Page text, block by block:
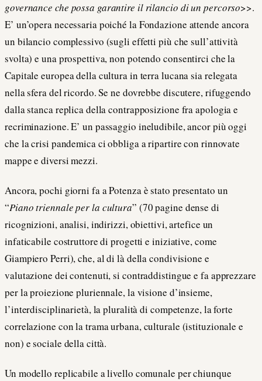
governance che possa garantire il rilancio di un percorso>>.
E’ un’opera necessaria poiché la Fondazione attende ancora
un bilancio complessivo (sugli effetti più che sull’attività
svolta) e una prospettiva, non potendo consentirci che la
Capitale europea della cultura in terra lucana sia relegata
nella sfera del ricordo. Se ne dovrebbe discutere, rifuggendo
dalla stanca replica della contrapposizione fra apologia e
recriminazione. E’ un passaggio ineludibile, ancor più oggi
che la crisi pandemica ci obbliga a ripartire con rinnovate
mappe e diversi mezzi.
Ancora, pochi giorni fa a Potenza è stato presentato un
“Piano triennale per la cultura” (70 pagine dense di
ricognizioni, analisi, indirizzi, obiettivi, artefice un
infaticabile costruttore di progetti e iniziative, come
Giampiero Perri), che, al di là della condivisione e
valutazione dei contenuti, si contraddistingue e fa apprezzare
per la proiezione pluriennale, la visione d’insieme,
l’interdisciplinarietà, la pluralità di competenze, la forte
correlazione con la trama urbana, culturale (istituzionale e
non) e sociale della città.
Un modello replicabile a livello comunale per chiunque